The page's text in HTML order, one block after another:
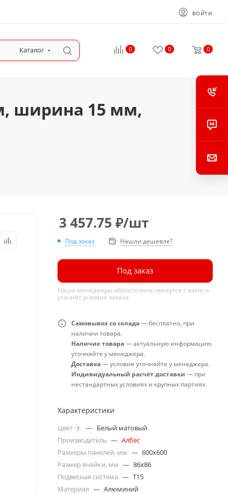
ВОЙТИ
Каталог 0 0 0
ширина 15 мм,
3 457.75 ₽/шт
Под заказ Нашли дешевле?
Под заказ
Наши менеджеры обязательно свяжутся с вами и
уточнят условия заказа
Самовывоз со склада— бесплатно, при
наличии товара.
Наличие товара— актуальную информацию
уточняйте у менеджера.
Доставка— условия уточняйте у менеджера.
Индивидуальный расчёт доставки — при
нестандартных условиях и крупных партиях.
Характеристики
Цвет ? — Белый матовый
Производитель — Албес
Размеры панелей, мм — 600x600
Размер ячейки, мм — 86x86
Подвесная система — T15
Материал — Алюминий